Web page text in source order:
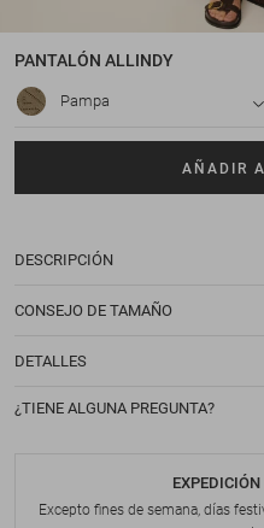
PANTALÓN ALLINDY
Pampa
AÑADIR
DESCRIPCIÓN
CONSEJO DE TAMAÑO
DETALLES
¿TIENE ALGUNA PREGUNTA?
Excepto fines de semana, días